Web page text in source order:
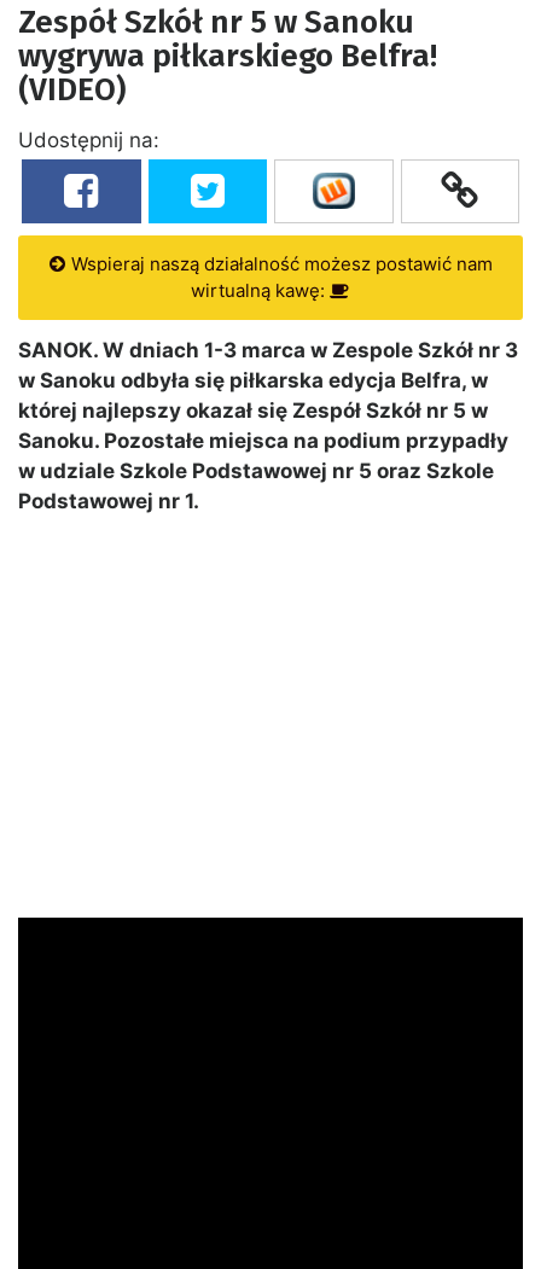
Zespół Szkół nr 5 w Sanoku
wygrywa piłkarskiego Belfra!
(VIDEO)
Udostępnij na:
Wspieraj naszą działalność możesz postawić nam
wirtualną kawę:
SANOK. W dniach 1-3 marca w Zespole Szkół nr 3
w Sanoku odbyła się piłkarska edycja Belfra, w
której najlepszy okazał się Zespół Szkół nr 5 w
Sanoku. Pozostałe miejsca na podium przypadły
w udziale Szkole Podstawowej nr 5 oraz Szkole
Podstawowej nr 1.